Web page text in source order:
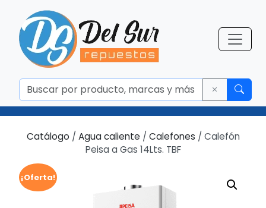
¡Oferta!
Catálogo / Agua caliente / Calefones / Calefón
Peisa a Gas 14Lts. TBF